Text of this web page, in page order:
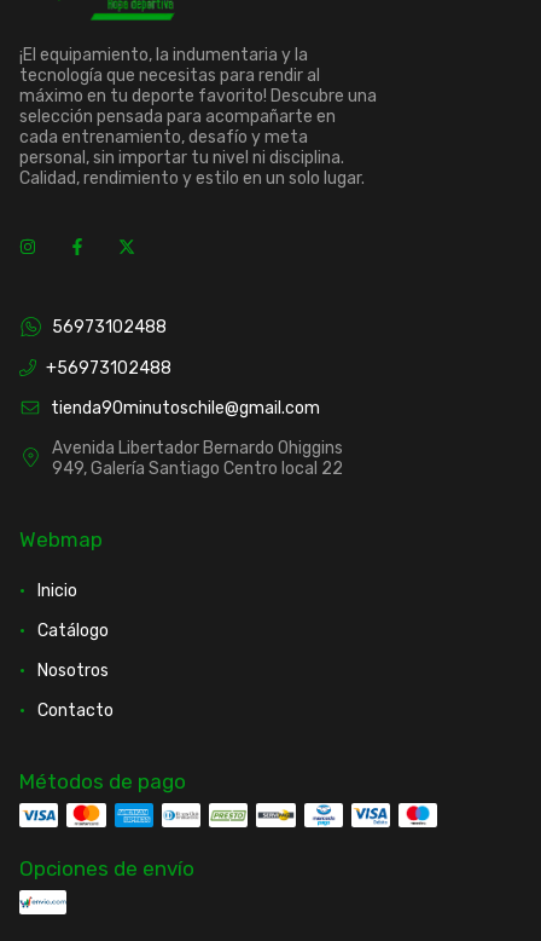
¡El equipamiento, la indumentaria y la
tecnología que necesitas para rendir al
máximo en tu deporte favorito! Descubre una
selección pensada para acompañarte en
cada entrenamiento, desafío y meta
personal, sin importar tu nivel ni disciplina.
Calidad, rendimiento y estilo en un solo lugar.
56973102488
+56973102488
tienda90minutoschile@gmail.com
Avenida Libertador Bernardo Ohiggins
949, Galería Santiago Centro local 22
Webmap
Inicio
Catálogo
Nosotros
Contacto
Métodos de pago
Opciones de envío